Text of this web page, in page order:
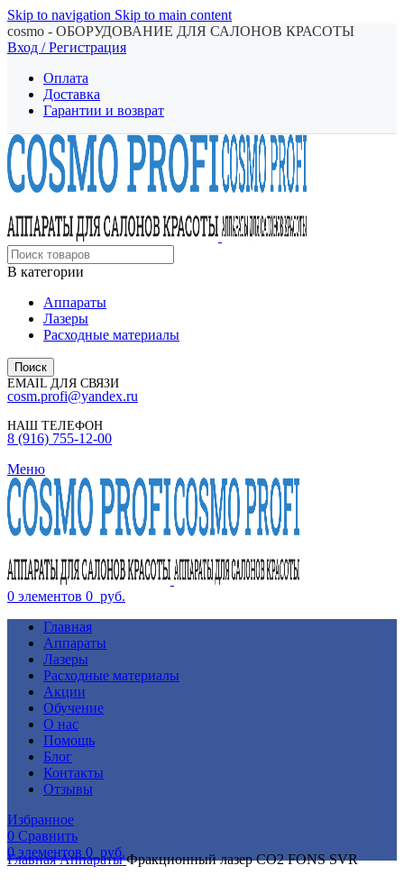
Skip to navigation Skip to main content
cosmo - ОБОРУДОВАНИЕ ДЛЯ САЛОНОВ КРАСОТЫ
Вход / Регистрация
Оплата
Доставка
Гарантии и возврат
В категории
Аппараты
Лазеры
Расходные материалы
Поиск
EMAIL ДЛЯ СВЯЗИ
cosm.profi@yandex.ru
НАШ ТЕЛЕФОН
8 (916) 755-12-00
Меню
0 элементов 0 руб.
Главная
Аппараты
Лазеры
Расходные материалы
Акции
Обучение
О нас
Помощь
Блог
Контакты
Отзывы
Избранное
0 Сравнить
0 элементов 0 руб.
ГлавнаяАппаратыФракционный лазер CO2 FONS SVR